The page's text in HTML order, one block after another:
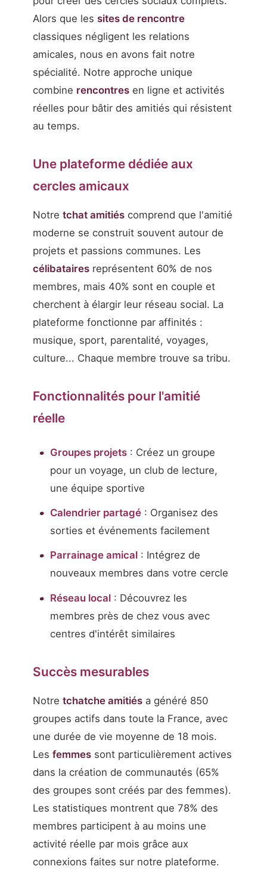
Alors que les sites de rencontre
classiques négligent les relations
amicales, nous en avons fait notre
spécialité. Notre approche unique
combine rencontres en ligne et activités
réelles pour bâtir des amitiés qui résistent
au temps.
Une plateforme dédiée aux
cercles amicaux
Notre tchat amitiés comprend que l'amitié
moderne se construit souvent autour de
projets et passions communes. Les
célibataires représentent 60% de nos
membres, mais 40% sont en couple et
cherchent à élargir leur réseau social. La
plateforme fonctionne par affinités :
musique, sport, parentalité, voyages,
culture... Chaque membre trouve sa tribu.
Fonctionnalités pour l'amitié
réelle
Groupes projets: Créez un groupe
pour un voyage, un club de lecture,
une équipe sportive
Calendrier partagé: Organisez des
sorties et événements facilement
Parrainage amical: Intégrez de
nouveaux membres dans votre cercle
Réseau local: Découvrez les
membres près de chez vous avec
centres d'intérêt similaires
Succès mesurables
Notre tchatche amitiés a généré 850
groupes actifs dans toute la France, avec
une durée de vie moyenne de 18 mois.
Les femmes sont particulièrement actives
dans la création de communautés (65%
des groupes sont créés par des femmes).
Les statistiques montrent que 78% des
membres participent à au moins une
activité réelle par mois grâce aux
connexions faites sur notre plateforme.